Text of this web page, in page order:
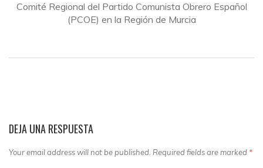
Comité Regional del Partido Comunista Obrero Español
(PCOE) en la Región de Murcia
DEJA UNA RESPUESTA
Your email address will not be published. Required fields are marked *